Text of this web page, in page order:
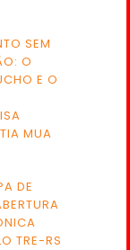
SEM
O
E O
MUA
DE
TRE-RS